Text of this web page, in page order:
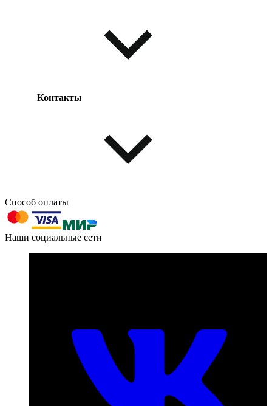
Таблица размеров
Контакты
603004, г. Нижний Новгород, проспект Ленина, д. 95
+7 (831) 290-86-98
Способ оплаты
Наши социальные сети